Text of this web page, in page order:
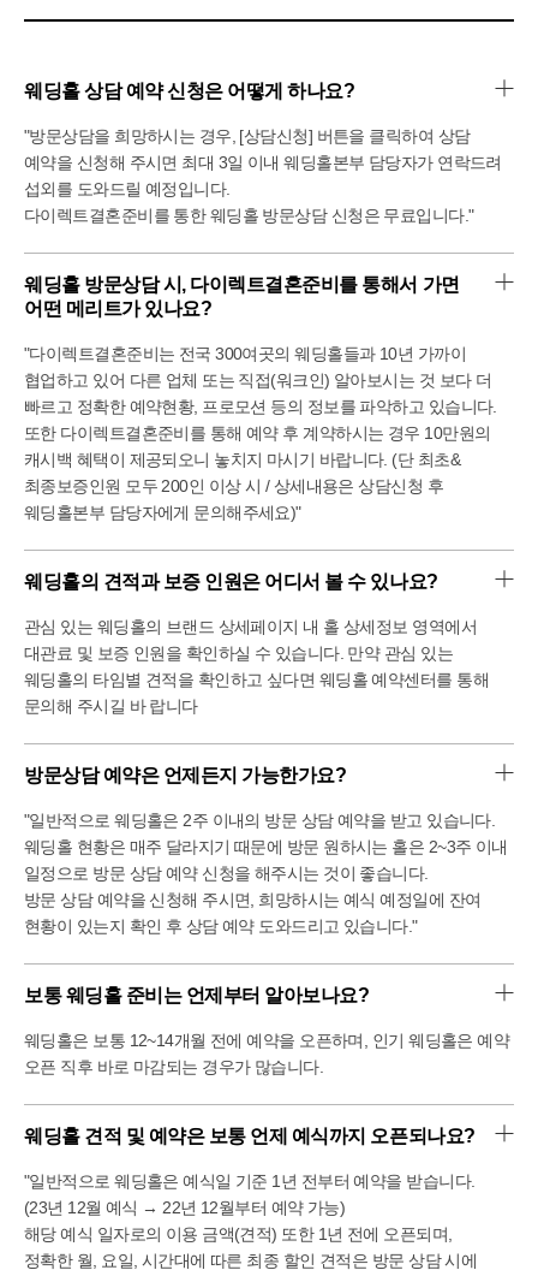
웨딩홀 상담 예약 신청은 어떻게 하나요?
"방문상담을 희망하시는 경우, [상담신청] 버튼을 클릭하여 상담
예약을 신청해 주시면 최대 3일 이내 웨딩홀본부 담당자가 연락드려
섭외를 도와드릴 예정입니다.
다이렉트결혼준비를 통한 웨딩홀 방문상담 신청은 무료입니다."
웨딩홀 방문상담 시, 다이렉트결혼준비를 통해서 가면
어떤 메리트가 있나요?
"다이렉트결혼준비는 전국 300여곳의 웨딩홀들과 10년 가까이
협업하고 있어 다른 업체 또는 직접(워크인) 알아보시는 것 보다 더
빠르고 정확한 예약현황, 프로모션 등의 정보를 파악하고 있습니다.
또한 다이렉트결혼준비를 통해 예약 후 계약하시는 경우 10만원의
캐시백 혜택이 제공되오니 놓치지 마시기 바랍니다. (단 최초&
최종보증인원 모두 200인 이상 시 / 상세내용은 상담신청 후
웨딩홀본부 담당자에게 문의해주세요)"
웨딩홀의 견적과 보증 인원은 어디서 볼 수 있나요?
관심 있는 웨딩홀의 브랜드 상세페이지 내 홀 상세정보 영역에서
대관료 및 보증 인원을 확인하실 수 있습니다. 만약 관심 있는
웨딩홀의 타임별 견적을 확인하고 싶다면 웨딩홀 예약센터를 통해
문의해 주시길 바 랍니다
방문상담 예약은 언제든지 가능한가요?
"일반적으로 웨딩홀은 2주 이내의 방문 상담 예약을 받고 있습니다.
웨딩홀 현황은 매주 달라지기 때문에 방문 원하시는 홀은 2~3주 이내
일정으로 방문 상담 예약 신청을 해주시는 것이 좋습니다.
방문 상담 예약을 신청해 주시면, 희망하시는 예식 예정일에 잔여
현황이 있는지 확인 후 상담 예약 도와드리고 있습니다."
보통 웨딩홀 준비는 언제부터 알아보나요?
웨딩홀은 보통 12~14개월 전에 예약을 오픈하며, 인기 웨딩홀은 예약
오픈 직후 바로 마감되는 경우가 많습니다.
웨딩홀 견적 및 예약은 보통 언제 예식까지 오픈되나요?
"일반적으로 웨딩홀은 예식일 기준 1년 전부터 예약을 받습니다.
(23년 12월 예식 → 22년 12월부터 예약 가능)
해당 예식 일자로의 이용 금액(견적) 또한 1년 전에 오픈되며,
정확한 월, 요일, 시간대에 따른 최종 할인 견적은 방문 상담 시에